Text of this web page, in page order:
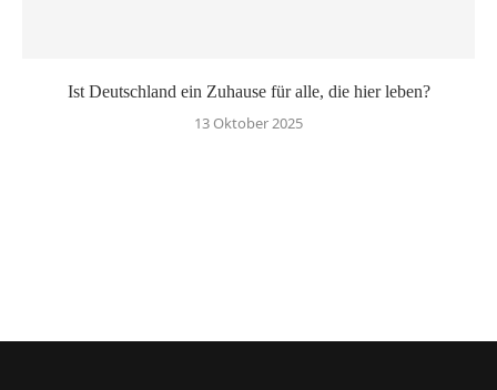
Ist Deutschland ein Zuhause für alle, die hier leben?
13 Oktober 2025